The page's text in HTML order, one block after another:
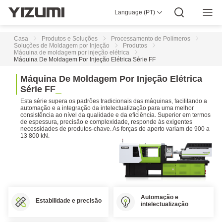
Language (PT)
LSR
Série
LSR
Máquina
Moldagem
Injeção
da
Série
SJII
Para
Sobre Nós YIZUMI 4.0
Sabedoria Global
Casa
Produtos e Soluções
Processamento de Polímeros
Soluções de Moldagem por Injeção
Produtos
Máquina de moldagem por injeção elétrica
Máquina De Moldagem Por Injeção Elétrica Série FF
Máquina De Moldagem Por Injeção Elétrica
Série FF
Esta série supera os padrões tradicionais das máquinas, facilitando a
automação e a integração da intelectualização para uma melhor
consistência ao nível da qualidade e da eficiência. Superior em termos
de espessura, precisão e complexidade, responde às exigentes
necessidades de produtos-chave. As forças de aperto variam de 900 a
13 800 kN.
Estabilidade e precisão
Automação e
intelectualização